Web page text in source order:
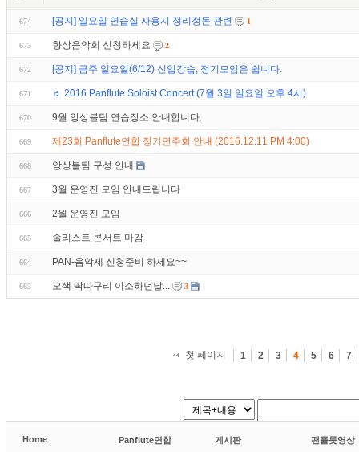
674 [공지] 일요일 연습실 사용시 정리정돈 관련 1
673 향상음악회 신청하세요 2
672 [공지] 금주 일요일(6/12) 신입강습, 정기모임은 쉽니다.
671 ♬ 2016 Panflute Soloist Concert (7월 3일 일요일 오후 4시)
670 9월 앙상블팀 연습장소 안내합니다.
669 제23회 Panflute연합 정기연주회 안내 (2016.12.11 PM 4:00)
668 앙상블팀 구성 안내
667 3월 운영진 모임 안내드립니다
666 2월 운영진 모임
665 솔리스트 콘서트 마감
664 PAN-음악제 신청준비 하세요~~
663 오색 딱따구리 이소하던날... 3
첫 페이지 1 2 3 4 5 6 7
Home Panflute연합 게시판
팬플룻영상